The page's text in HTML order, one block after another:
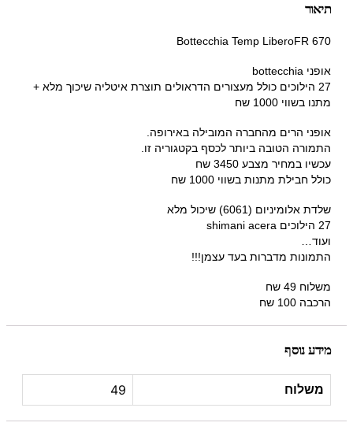
תיאור
Bottecchia Temp LiberoFR 670
אופני bottecchia
27 הילוכים כולל מעצורים הדראולים תוצרת איטליה שיכוך מלא +
מתנו בשווי 1000 שח
אופני הרים מהחברה המובילה באירופה.
התמורה הטובה ביותר לכסף בקטגוריה זו.
עכשיו במחיר מצבע 3450 שח
כולל חבילת מתנות בשווי 1000 שח
שלדת אלומיניום (6061) שיכול מלא
27 הילוכים shimani acera
ועוד…
התמונות מדברות בעד עצמן!!!
משלוח 49 שח
הרכבה 100 שח
מידע נוסף
משלוח 49